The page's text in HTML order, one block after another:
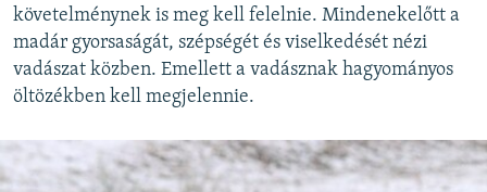
követelménynek is meg kell felelnie. Mindenekelőtt a
madár gyorsaságát, szépségét és viselkedését nézi
vadászat közben. Emellett a vadásznak hagyományos
öltözékben kell megjelennie.